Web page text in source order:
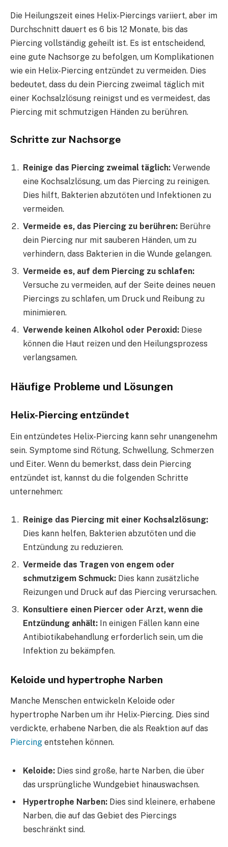
Die Heilungszeit eines Helix-Piercings variiert, aber im
Durchschnitt dauert es 6 bis 12 Monate, bis das
Piercing vollständig geheilt ist. Es ist entscheidend,
eine gute Nachsorge zu befolgen, um Komplikationen
wie ein Helix-Piercing entzündet zu vermeiden. Dies
bedeutet, dass du dein Piercing zweimal täglich mit
einer Kochsalzlösung reinigst und es vermeidest, das
Piercing mit schmutzigen Händen zu berühren.
Schritte zur Nachsorge
Reinige das Piercing zweimal täglich: Verwende
eine Kochsalzlösung, um das Piercing zu reinigen.
Dies hilft, Bakterien abzutöten und Infektionen zu
vermeiden.
Vermeide es, das Piercing zu berühren: Berühre
dein Piercing nur mit sauberen Händen, um zu
verhindern, dass Bakterien in die Wunde gelangen.
Vermeide es, auf dem Piercing zu schlafen:
Versuche zu vermeiden, auf der Seite deines neuen
Piercings zu schlafen, um Druck und Reibung zu
minimieren.
Verwende keinen Alkohol oder Peroxid: Diese
können die Haut reizen und den Heilungsprozess
verlangsamen.
Häufige Probleme und Lösungen
Helix-Piercing entzündet
Ein entzündetes Helix-Piercing kann sehr unangenehm
sein. Symptome sind Rötung, Schwellung, Schmerzen
und Eiter. Wenn du bemerkst, dass dein Piercing
entzündet ist, kannst du die folgenden Schritte
unternehmen:
Reinige das Piercing mit einer Kochsalzlösung:
Dies kann helfen, Bakterien abzutöten und die
Entzündung zu reduzieren.
Vermeide das Tragen von engem oder
schmutzigem Schmuck: Dies kann zusätzliche
Reizungen und Druck auf das Piercing verursachen.
Konsultiere einen Piercer oder Arzt, wenn die
Entzündung anhält: In einigen Fällen kann eine
Antibiotikabehandlung erforderlich sein, um die
Infektion zu bekämpfen.
Keloide und hypertrophe Narben
Manche Menschen entwickeln Keloide oder
hypertrophe Narben um ihr Helix-Piercing. Dies sind
verdickte, erhabene Narben, die als Reaktion auf das
Piercing entstehen können.
Keloide: Dies sind große, harte Narben, die über
das ursprüngliche Wundgebiet hinauswachsen.
Hypertrophe Narben: Dies sind kleinere, erhabene
Narben, die auf das Gebiet des Piercings
beschränkt sind.